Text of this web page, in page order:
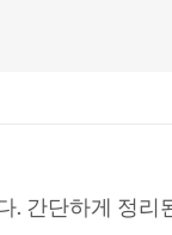
. 간단하게 정리